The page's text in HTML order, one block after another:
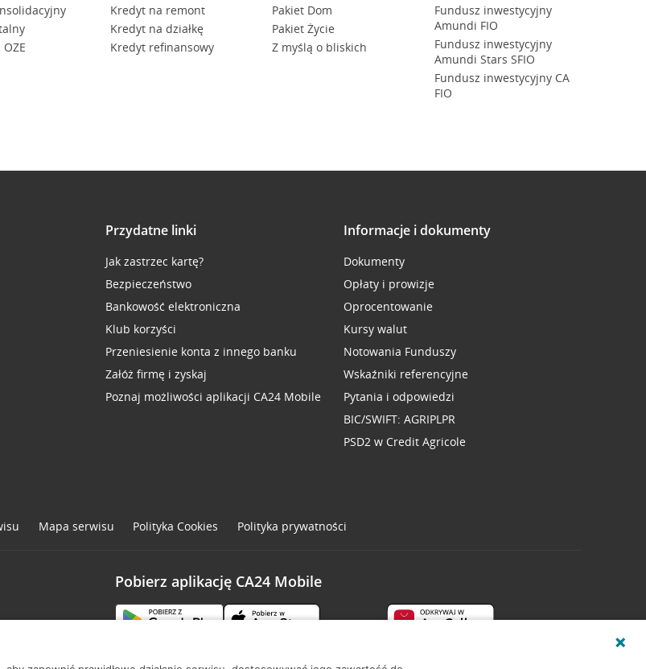
Kredyt na remont
Kredyt na działkę
Kredyt refinansowy
Pakiet Dom
Pakiet Życie
Z myślą o bliskich
Fundusz inwestycyjny
Amundi FIO
Fundusz inwestycyjny
Amundi Stars SFIO
Fundusz inwestycyjny CA
FIO
Przydatne linki
Jak zastrzec kartę?
Bezpieczeństwo
Bankowość elektroniczna
Klub korzyści
Przeniesienie konta z innego banku
Załóż firmę i zyskaj
Poznaj możliwości aplikacji CA24 Mobile
Informacje i dokumenty
Dokumenty
Opłaty i prowizje
Oprocentowanie
Kursy walut
Notowania Funduszy
Wskaźniki referencyjne
Pytania i odpowiedzi
BIC/SWIFT: AGRIPLPR
PSD2 w Credit Agricole
Mapa serwisu Polityka Cookies Polityka prywatności
Pobierz aplikację CA24 Mobile